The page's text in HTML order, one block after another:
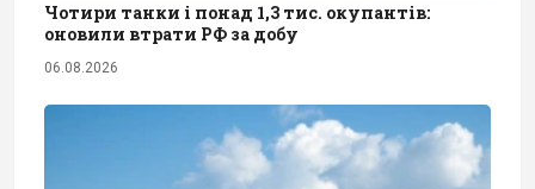
Чотири танки і понад 1,3 тис. окупантів:
оновили втрати РФ за добу
06.08.2026